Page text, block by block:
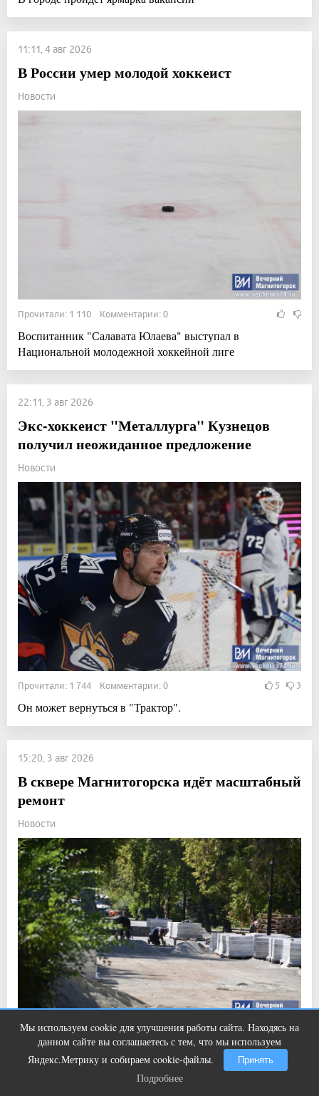
11:11, 4 авг 2026
В России умер молодой хоккеист
Новости
Прочитали: 1 110 Комментарии: 0
Воспитанник "Салавата Юлаева" выступал в
Национальной молодежной хоккейной лиге
22:11, 3 авг 2026
Экс-хоккеист "Металлурга" Кузнецов
получил неожиданное предложение
Новости
Прочитали: 1 744 Комментарии: 0 5 3
Он может вернуться в "Трактор".
15:20, 3 авг 2026
В сквере Магнитогорска идёт масштабный
ремонт
Новости
Прочитали: 1 935 Комментарии: 0 5
Ход работ оценили первые лица города.
Мы используем cookie для улучшения работы сайта. Находясь на
данном сайте вы соглашаетесь с тем, что мы используем
Яндекс.Метрику и собираем cookie-файлы.
Принять
Подробнее
Ржу не переставая, это видео
пересмотришь не раз
Подробнее